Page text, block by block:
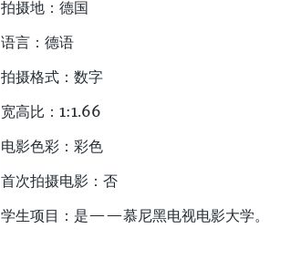
拍摄地：德国
语言：德语
拍摄格式：数字
宽高比：1:1.66
电影色彩：彩色
首次拍摄电影：否
学生项目：是——慕尼黑电视电影大学。